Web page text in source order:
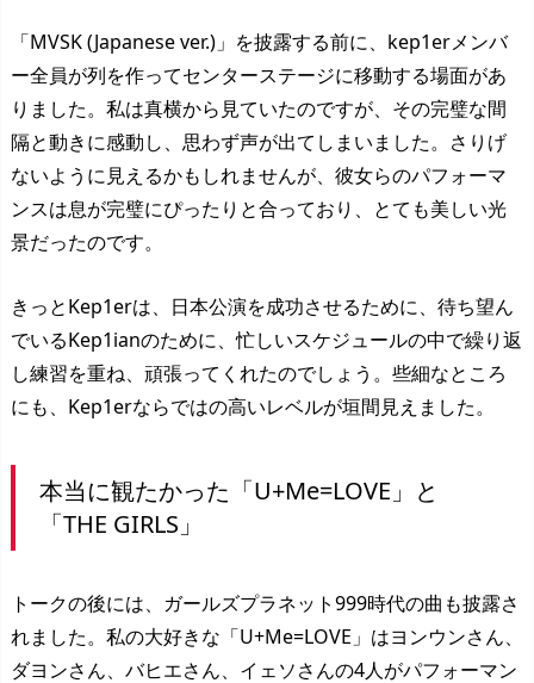
「MVSK (Japanese ver.)」を披露する前に、kep1erメンバ
ー全員が列を作ってセンターステージに移動する場面があ
りました。私は真横から見ていたのですが、その完璧な間
隔と動きに感動し、思わず声が出てしまいました。さりげ
ないように見えるかもしれませんが、彼女らのパフォーマ
ンスは息が完璧にぴったりと合っており、とても美しい光
景だったのです。
きっとKep1erは、日本公演を成功させるために、待ち望ん
でいるKep1ianのために、忙しいスケジュールの中で繰り返
し練習を重ね、頑張ってくれたのでしょう。些細なところ
にも、Kep1erならではの高いレベルが垣間見えました。
本当に観たかった「U+Me=LOVE」と
「THE GIRLS」
トークの後には、ガールズプラネット999時代の曲も披露さ
れました。私の大好きな「U+Me=LOVE」はヨンウンさん、
ダヨンさん、バヒエさん、イェソさんの4人がパフォーマン